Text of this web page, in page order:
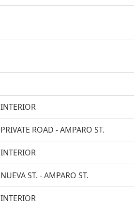
INTERIOR
PRIVATE ROAD - AMPARO ST.
INTERIOR
NUEVA ST. - AMPARO ST.
INTERIOR